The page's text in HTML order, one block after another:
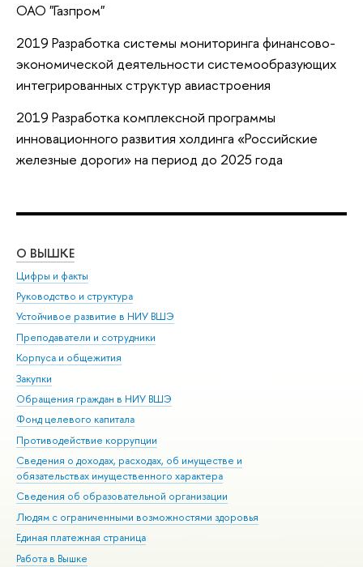
ОАО "Газпром"
2019 Разработка системы мониторинга финансово-
экономической деятельности системообразующих
интегрированных структур авиастроения
2019 Разработка комплексной программы
инновационного развития холдинга «Российские
железные дороги» на период до 2025 года
О ВЫШКЕ
Цифры и факты
Руководство и структура
Устойчивое развитие в НИУ ВШЭ
Преподаватели и сотрудники
Корпуса и общежития
Закупки
Обращения граждан в НИУ ВШЭ
Фонд целевого капитала
Противодействие коррупции
Сведения о доходах, расходах, об имуществе и
обязательствах имущественного характера
Сведения об образовательной организации
Людям с ограниченными возможностями здоровья
Единая платежная страница
Работа в Вышке